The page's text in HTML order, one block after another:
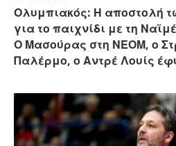
Ολυμπιακός: Η αποστολή
για το παιχνίδι με τη
Ο Μασούρας στη ΝΕΟΜ, ο
Παλέρμο, ο Αντρέ Λουίς